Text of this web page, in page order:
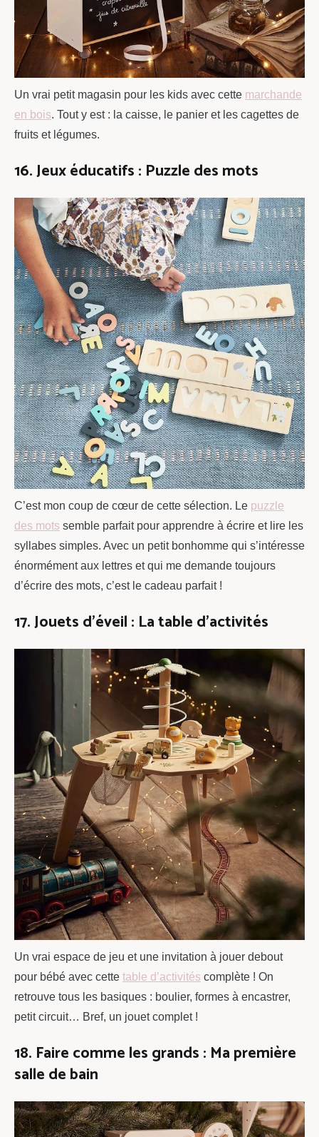
Un vrai petit magasin pour les kids avec cette marchande
en bois. Tout y est : la caisse, le panier et les cagettes de
fruits et légumes.
16. Jeux éducatifs : Puzzle des mots
C’est mon coup de cœur de cette sélection. Le puzzle
des mots semble parfait pour apprendre à écrire et lire les
syllabes simples. Avec un petit bonhomme qui s’intéresse
énormément aux lettres et qui me demande toujours
d’écrire des mots, c’est le cadeau parfait !
17. Jouets d’éveil : La table d’activités
Un vrai espace de jeu et une invitation à jouer debout
pour bébé avec cette table d’activités complète ! On
retrouve tous les basiques : boulier, formes à encastrer,
petit circuit… Bref, un jouet complet !
18. Faire comme les grands : Ma première
salle de bain